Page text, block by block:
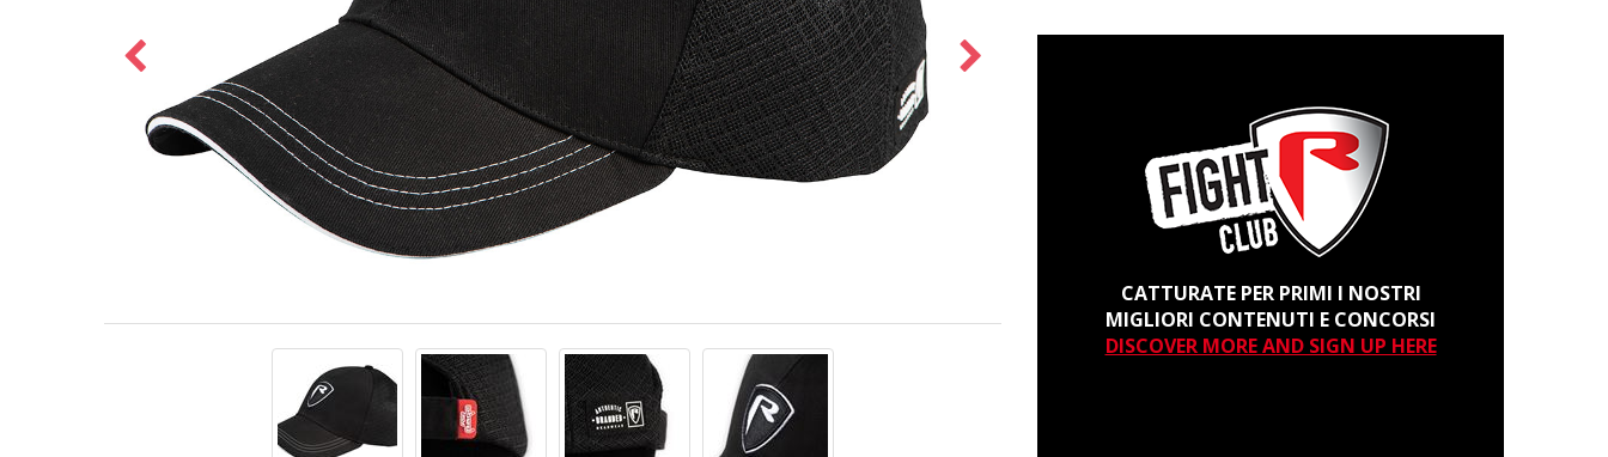
CATTURATE PER PRIMI I NOSTRI
MIGLIORI CONTENUTI E CONCORSI
DISCOVER MORE AND SIGN UP HERE